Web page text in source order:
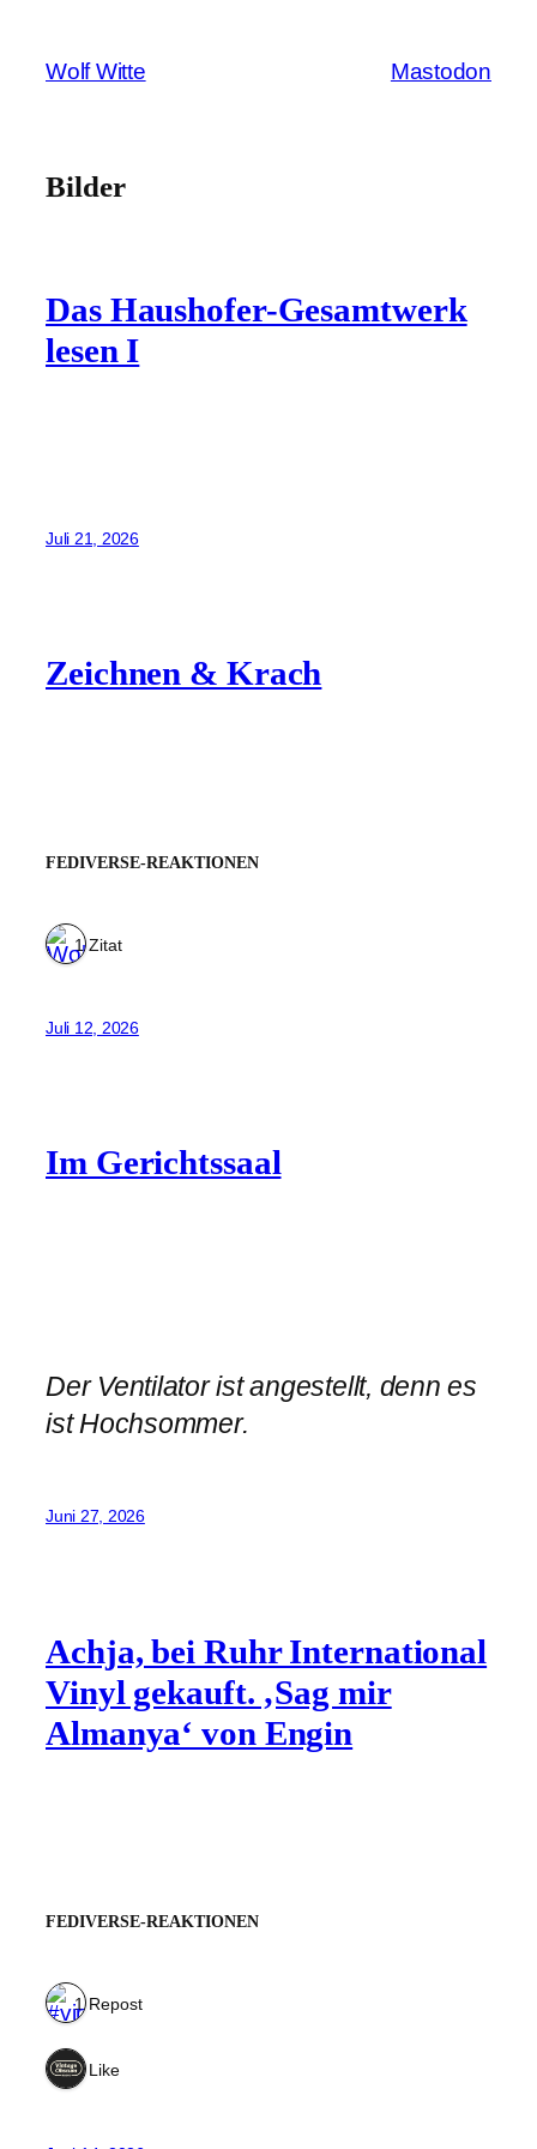
springen
Wolf Witte Mastodon
Bilder
Das Haushofer-Gesamtwerk
lesen I
Juli 21, 2026
Zeichnen & Krach
FEDIVERSE-REAKTIONEN
1 Zitat
Juli 12, 2026
Im Gerichtssaal
Der Ventilator ist angestellt, denn es
ist Hochsommer.
Juni 27, 2026
Achja, bei Ruhr International
Vinyl gekauft. ‚Sag mir
Almanya‘ von Engin
FEDIVERSE-REAKTIONEN
1 Repost
1 Like